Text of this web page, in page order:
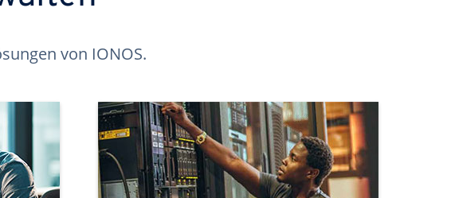
von IONOS.